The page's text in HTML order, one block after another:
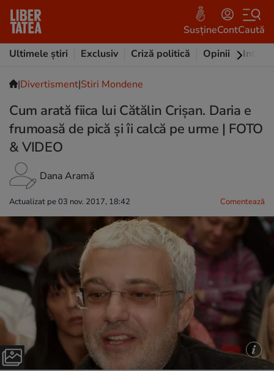
SusțineContCaută
Ultimele știri
Exclusiv Criză politică Opinii
|Divertisment|Stiri Mondene
Cum arată fiica lui Cătălin Crișan. Daria e
frumoasă de pică și îi calcă pe urme | FOTO
& VIDEO
Dana Aramă
Actualizat pe 03 nov. 2017, 18:42 Comentează